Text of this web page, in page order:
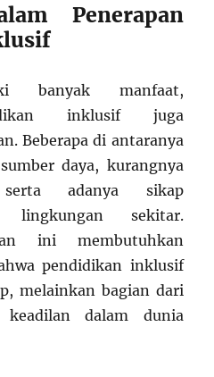
Penerapan
banyak manfaat,
inklusif juga
Beberapa di antaranya
daya, kurangnya
adanya sikap
sekitar.
ini membutuhkan
pendidikan inklusif
melainkan bagian dari
keadilan dalam dunia